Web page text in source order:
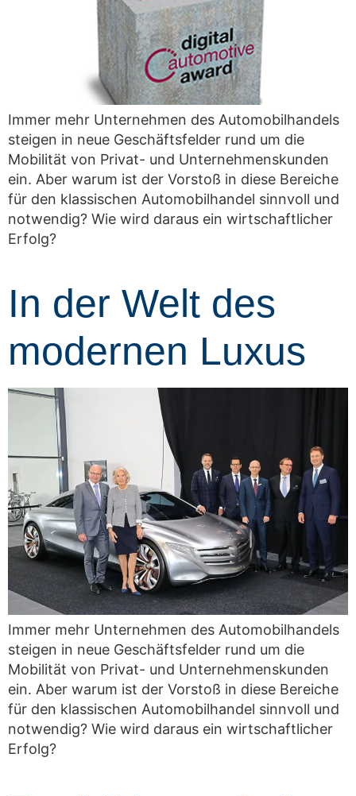
Immer mehr Unternehmen des Automobilhandels
steigen in neue Geschäftsfelder rund um die
Mobilität von Privat- und Unternehmenskunden
ein. Aber warum ist der Vorstoß in diese Bereiche
für den klassischen Automobilhandel sinnvoll und
notwendig? Wie wird daraus ein wirtschaftlicher
Erfolg?
In der Welt des
modernen Luxus
Immer mehr Unternehmen des Automobilhandels
steigen in neue Geschäftsfelder rund um die
Mobilität von Privat- und Unternehmenskunden
ein. Aber warum ist der Vorstoß in diese Bereiche
für den klassischen Automobilhandel sinnvoll und
notwendig? Wie wird daraus ein wirtschaftlicher
Erfolg?